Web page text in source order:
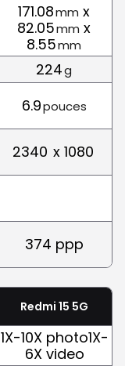
171.08mm x
82.05mm x
8.55mm
224g
6.9pouces
2340 x 1080
374 ppp
Redmi 15 5G
1X-10X photo1X-
6X video